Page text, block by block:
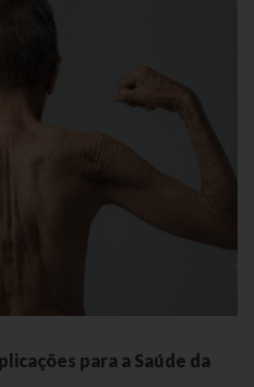
para a Saúde da